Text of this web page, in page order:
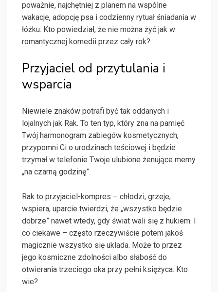
poważnie, najchętniej z planem na wspólne
wakacje, adopcję psa i codzienny rytuał śniadania w
łóżku. Kto powiedział, że nie można żyć jak w
romantycznej komedii przez cały rok?
Przyjaciel od przytulania i
wsparcia
Niewiele znaków potrafi być tak oddanych i
lojalnych jak Rak. To ten typ, który zna na pamięć
Twój harmonogram zabiegów kosmetycznych,
przypomni Ci o urodzinach teściowej i będzie
trzymał w telefonie Twoje ulubione żenujące memy
„na czarną godzinę”.
Rak to przyjaciel-kompres – chłodzi, grzeje,
wspiera, uparcie twierdzi, że „wszystko będzie
dobrze” nawet wtedy, gdy świat wali się z hukiem. I
co ciekawe – często rzeczywiście potem jakoś
magicznie wszystko się układa. Może to przez
jego kosmiczne zdolności albo słabość do
otwierania trzeciego oka przy pełni księżyca. Kto
wie?